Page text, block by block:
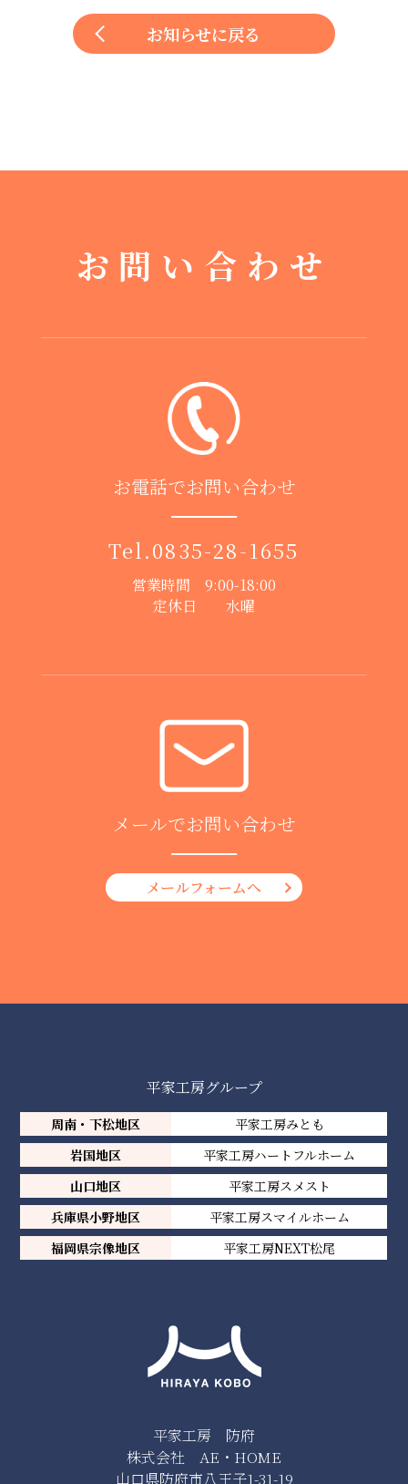
お知らせに戻る
お問い合わせ
お電話でお問い合わせ
Tel.0835-28-1655
営業時間 9:00-18:00
定休日 水曜
メールでお問い合わせ
メールフォームへ
平家工房 防府
株式会社 AE・HOME
山口県防府市八王子1-31-19
平家工房グループ
周南・下松地区
平家工房みとも
岩国地区
平家工房ハートフルホーム
山口地区
平家工房スメスト
兵庫県小野地区
平家工房スマイルホーム
福岡県宗像地区
平家工房NEXT松尾